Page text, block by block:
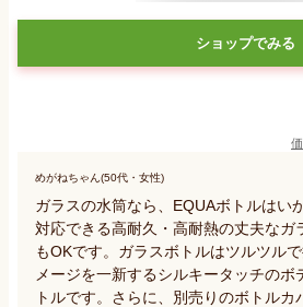
ショップでみる
めがねちゃん(50代・女性)
ガラスの水筒なら、EQUAボトルは
対応できる高耐久・高耐熱の丈夫なガ
もOKです。ガラスボトルはツルツル
メージを一新するシルキータッチのボ
トルです。さらに、別売りのボトル